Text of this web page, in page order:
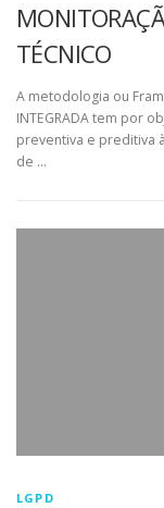
TÉCNICO
A metodologia ou
INTEGRADA tem por
preventiva e preditiva
de …
LGPD